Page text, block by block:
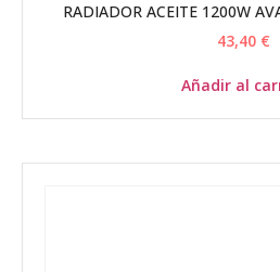
RADIADOR ACEITE 1200W
43,40 €
Añadir al